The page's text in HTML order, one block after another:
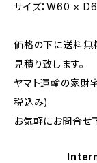
サイズ：W60 ×
価格の下に送料無
見積り致します。
ヤマト運輸の家財
税込み)
お気軽にお問合せ